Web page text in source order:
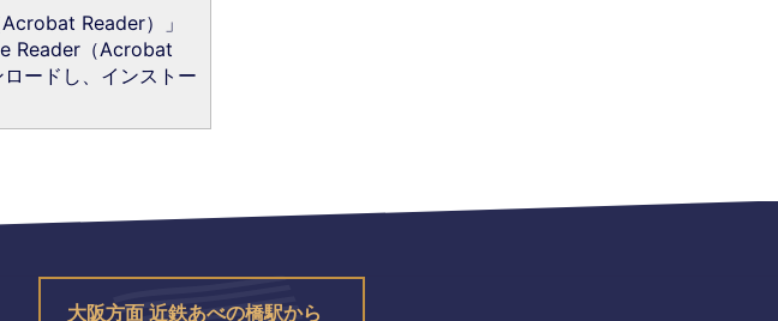
Reader）」
Reader（Acrobat
ードし、インストー
大阪方面 近鉄あべの橋駅から